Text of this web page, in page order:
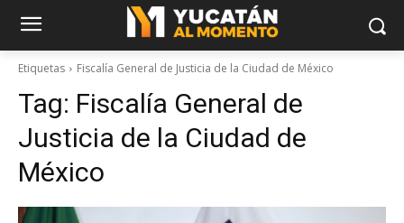
Etiquetas Fiscalía General de Justicia de la Ciudad de México
Tag: Fiscalía General de
Justicia de la Ciudad de
México